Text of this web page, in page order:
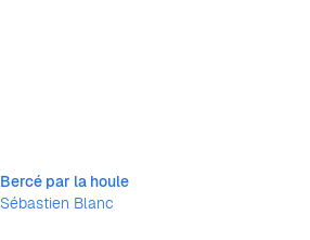
Bercé par la houle
Sébastien Blanc